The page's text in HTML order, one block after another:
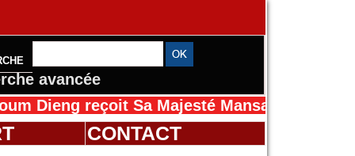
avancée
Sa Majesté Mansah Cissé au Sénégal
CONTACT